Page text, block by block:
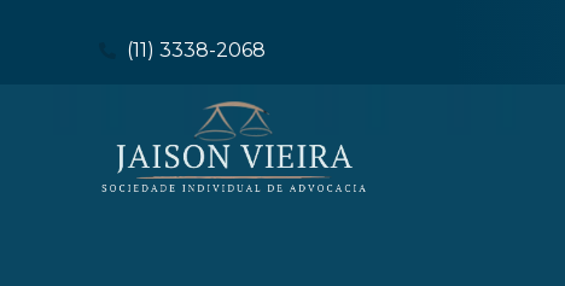
(11) 3338-2068